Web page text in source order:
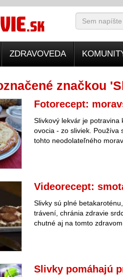
ZDRAVOVEDA
značkou
Fotorecept:
Slivkový lekvár je potravina
ovocia - zo sliviek. Používa
tohto neodolateľného
Videorecept:
Slivky sú plné
trávení, chránia zdravie
chutné aj na tomto zdravom
Slivky pomáhajú